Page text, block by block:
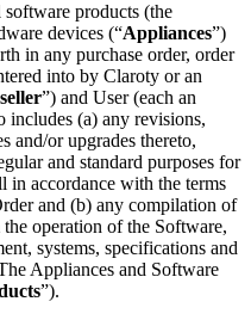
products (the
devices (“Appliances”)
in any purchase order, order
into by Claroty or an
”) and User (each an
includes (a) any revisions,
and/or upgrades thereto,
and standard purposes for
in accordance with the terms
and (b) any compilation of
operation of the Software,
systems, specifications and
Appliances and Software
”).